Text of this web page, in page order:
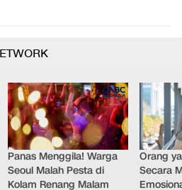
Panas Menggila! Warga
Seoul Malah Pesta di
Kolam Renang Malam
Orang
Secara